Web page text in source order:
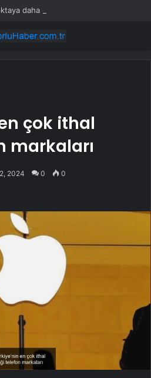
daha EDS geliyor
çok ithal
markaları
2024 0 0